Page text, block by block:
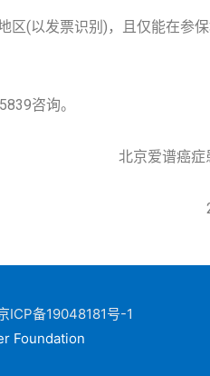
(以发票识别)，且仅能在参
咨询。
北京爱谱癌症
ICP备19048181号-1
Foundation